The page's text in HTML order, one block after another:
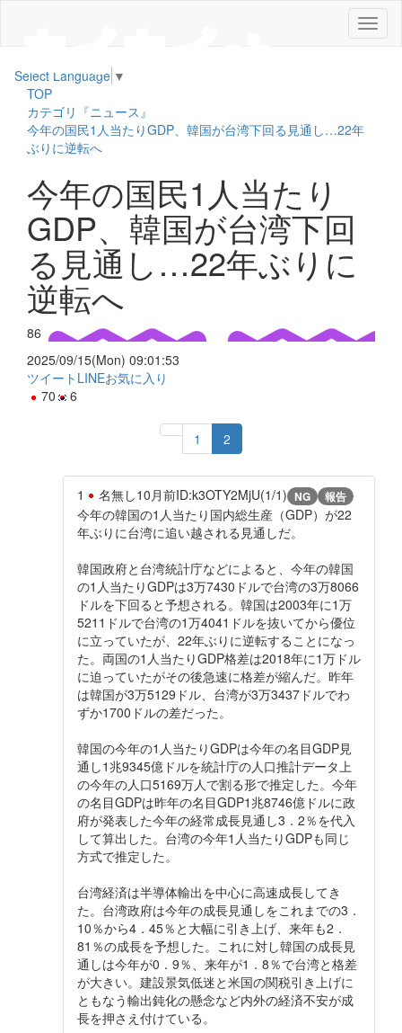
メ
ニ
Select Language ▼
TOP
カテゴリ『ニュース』
今年の国民1人当たりGDP、韓国が台湾下回る見通し…22年
ぶりに逆転へ
今年の国民1人当たり
GDP、韓国が台湾下回
る見通し…22年ぶりに
逆転へ
86
2025/09/15(Mon) 09:01:53
ツイート LINEお気に入り
70
6
1 2
1 名無し10月前ID:k3OTY2MjU(1/1) NG 報告
今年の韓国の1人当たり国内総生産（GDP）が22
年ぶりに台湾に追い越される見通しだ。
韓国政府と台湾統計庁などによると、今年の韓国
の1人当たりGDPは3万7430ドルで台湾の3万8066
ドルを下回ると予想される。韓国は2003年に1万
5211ドルで台湾の1万4041ドルを抜いてから優位
に立っていたが、22年ぶりに逆転することになっ
た。両国の1人当たりGDP格差は2018年に1万ドル
に迫っていたがその後急速に格差が縮んだ。昨年
は韓国が3万5129ドル、台湾が3万3437ドルでわ
ずか1700ドルの差だった。
韓国の今年の1人当たりGDPは今年の名目GDP見
通し1兆9345億ドルを統計庁の人口推計データ上
の今年の人口5169万人で割る形で推定した。今年
の名目GDPは昨年の名目GDP1兆8746億ドルに政
府が発表した今年の経常成長見通し3．2％を代入
して算出した。台湾の今年1人当たりGDPも同じ
方式で推定した。
台湾経済は半導体輸出を中心に高速成長してき
た。台湾政府は今年の成長見通しをこれまでの3．
10％から4．45％と大幅に引き上げ、来年も2．
81％の成長を予想した。これに対し韓国の成長見
通しは今年が0．9％、来年が1．8％で台湾と格差
が大きい。建設景気低迷と米国の関税引き上げに
ともなう輸出鈍化の懸念など内外の経済不安が成
長を押さえ付けている。